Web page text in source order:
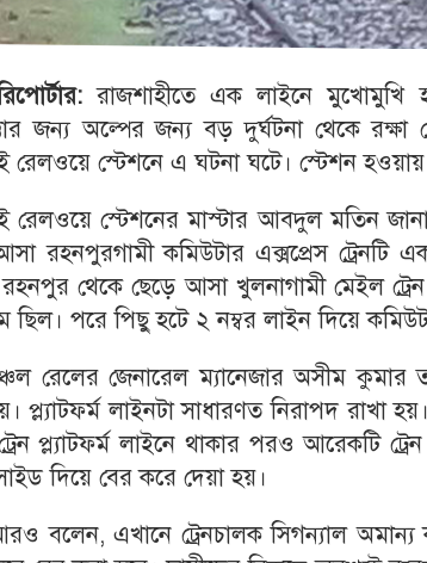
রাজশাহীতে এক লাইনে মুখোমুখি
জন্য অল্পের জন্য বড় দুর্ঘটনা থেকে
রেলওয়ে স্টেশনে এ ঘটনা ঘটে। স্টেশন
রেলওয়ে স্টেশনের মাস্টার আবদুল মতিন
রহনপুরগামী কমিউটার এক্সপ্রেস
থেকে ছেড়ে আসা খুলনাগামী মেইল
ছিল। পরে পিছু হটে ২ নম্বর লাইন দিয়ে
রেলের জেনারেল ম্যানেজার অসীম
প্ল্যাটফর্ম লাইনটা সাধারণত নিরাপদ
প্ল্যাটফর্ম লাইনে থাকার পরও আরেকটি
দিয়ে বের করে দেয়া হয়।
বলেন, এখানে ট্রেনচালক সিগন্যাল অমান্য